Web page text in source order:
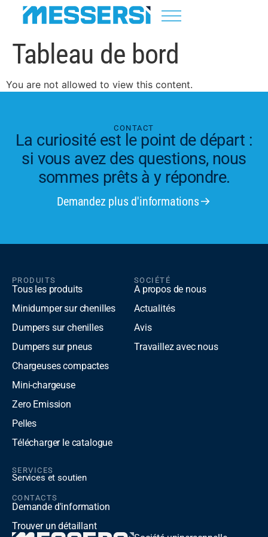
Tableau de bord
You are not allowed to view this content.
CONTACT
La curiosité est le point de départ :
si vous avez des questions, nous
sommes prêts à y répondre.
Demandez plus d'informations
PRODUITS
Tous les produits
Minidumper sur chenilles
Dumpers sur chenilles
Dumpers sur pneus
Chargeuses compactes
Mini-chargeuse
Zero Emission
Pelles
Télécharger le catalogue
SOCIÉTÉ
A propos de nous
Actualités
Avis
Travaillez avec nous
SERVICES
Services et soutien
CONTACTS
Demande d'information
Trouver un détaillant